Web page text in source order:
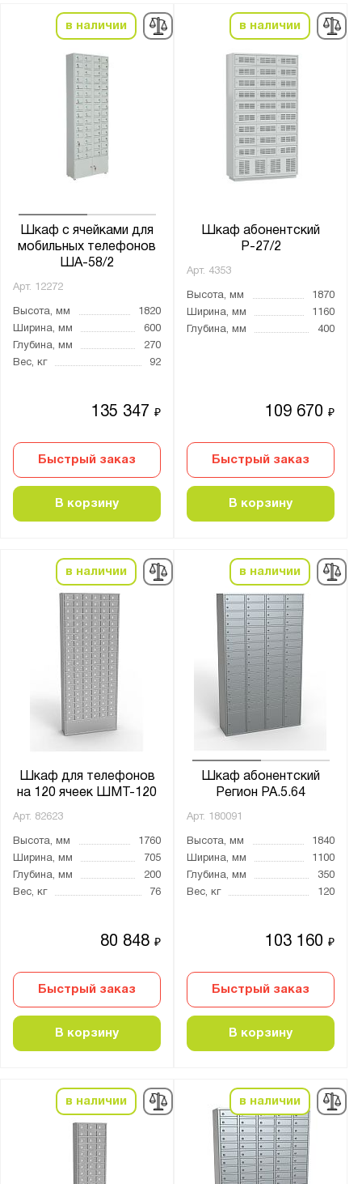
в наличии
Шкаф с ячейками для
мобильных телефонов
ША-58/2
Арт. 12272
Высота, мм
1820
Ширина, мм
600
Глубина, мм
270
Вес, кг
92
135 347₽
Быстрый заказ
В корзину
в наличии
Шкаф абонентский
Р-27/2
Арт. 4353
Высота, мм
1870
Ширина, мм
1160
Глубина, мм
400
109 670₽
Быстрый заказ
В корзину
в наличии
Шкаф для телефонов
на 120 ячеек ШМТ-120
Арт. 82623
Высота, мм
1760
Ширина, мм
705
Глубина, мм
200
Вес, кг
76
80 848₽
Быстрый заказ
В корзину
в наличии
Шкаф абонентский
Регион РА.5.64
Арт. 180091
Высота, мм
1840
Ширина, мм
1100
Глубина, мм
350
Вес, кг
120
103 160₽
Быстрый заказ
В корзину
в наличии в наличии